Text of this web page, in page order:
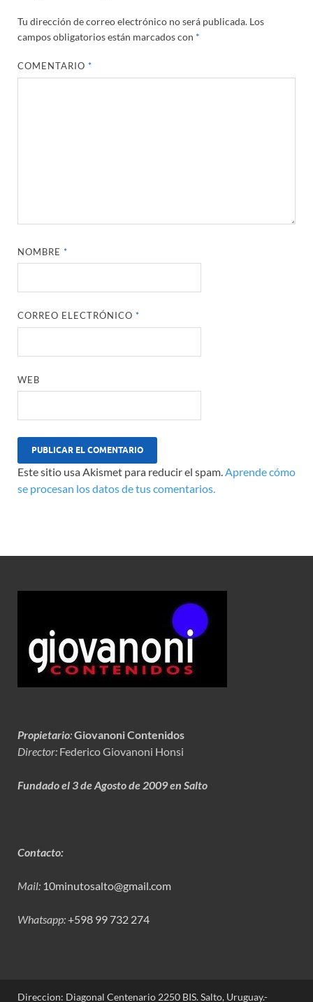
Tu dirección de correo electrónico no será publicada. Los
campos obligatorios están marcados con *
COMENTARIO*
NOMBRE*
CORREO ELECTRÓNICO*
WEB
Este sitio usa Akismet para reducir el spam.Aprende cómo
se procesan los datos de tus comentarios.
Propietario:Giovanoni Contenidos
Director: Federico Giovanoni Honsi
Fundado el 3 de Agosto de 2009 en Salto
Contacto:
Mail: 10minutosalto@gmail.com
Whatsapp:+598 99 732 274
Direccion: Diagonal Centenario 2250 BIS. Salto, Uruguay.-